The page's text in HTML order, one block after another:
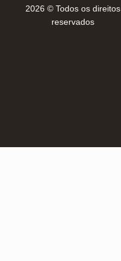
2026 © Todos os direitos
reservados